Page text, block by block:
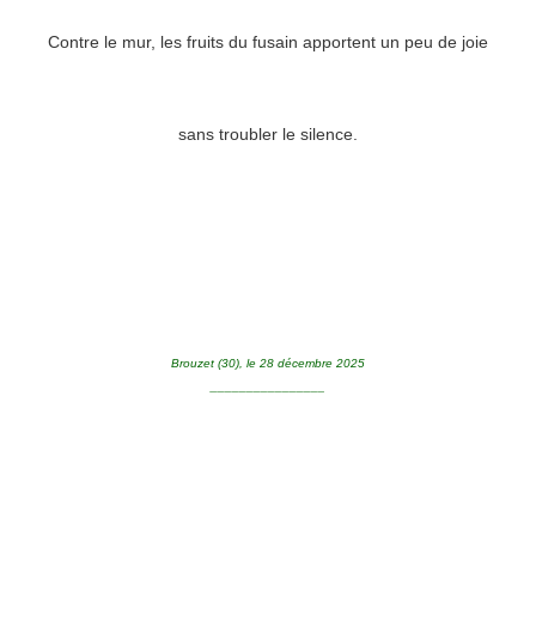
Contre le mur, les fruits du fusain apportent un peu de joie
sans troubler le silence.
Brouzet (30), le 28 décembre 2025